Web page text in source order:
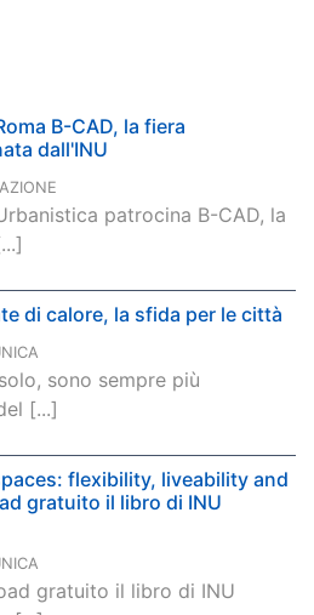
B-CAD, la fiera
dall'INU
patrocina B-CAD, la
di calore, la sfida per le città
sono sempre più
[...]
flexibility, liveability and
gratuito il libro di INU
gratuito il libro di INU